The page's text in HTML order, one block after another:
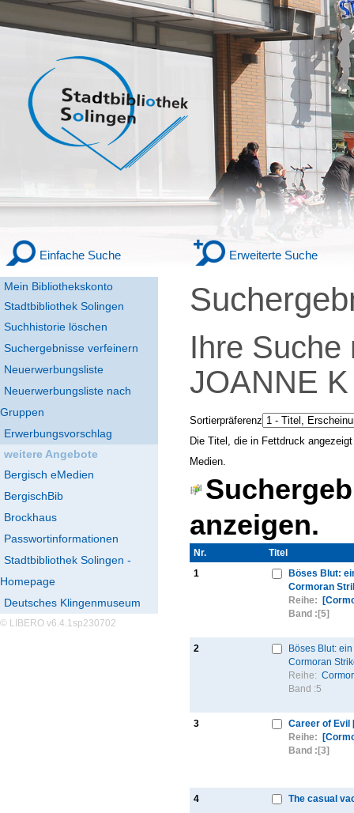
Mein Bibliothekskonto
Stadtbibliothek Solingen
Einfache Suche Erweiterte Suche
Suchhistorie löschen
Suchergebnisse verfeinern
Neuerwerbungsliste
Neuerwerbungsliste nach
Gruppen
Erwerbungsvorschlag
weitere Angebote
Bergisch eMedien
BergischBib
Brockhaus
Passwortinformationen
Stadtbibliothek Solingen -
Homepage
Deutsches Klingenmuseum
© LIBERO v6.4.1sp230702
Ihre
JOANNE
Sortierpräferenz
Die Titel, die in Fettdruck
Medien.
anzeigen.
Nr.
Titel
1
Böses Blut:
Cormoran
Reihe:
Band : [5]
2
Böses Blut:
Cormoran
Reihe:
Band :5
3
Career of Evil
Reihe:
Band : [3]
4 The casual